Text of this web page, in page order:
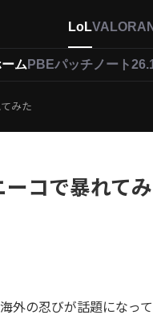
LoL
ム PBEパッチノート
みた
コで暴れて
外の忍びが話題になって